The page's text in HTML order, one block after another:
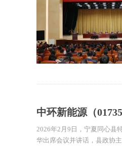
中环新能源（
帮扶
2026年2月9日，宁夏同心县
华出席会议并讲话，县政协